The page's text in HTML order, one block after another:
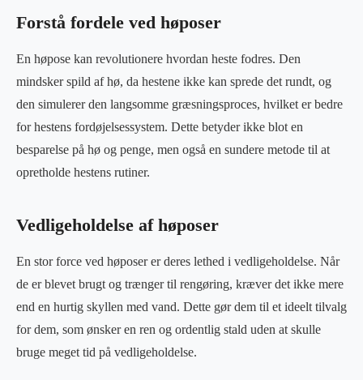
Forstå fordele ved høposer
En høpose kan revolutionere hvordan heste fodres. Den
mindsker spild af hø, da hestene ikke kan sprede det rundt, og
den simulerer den langsomme græsningsproces, hvilket er bedre
for hestens fordøjelsessystem. Dette betyder ikke blot en
besparelse på hø og penge, men også en sundere metode til at
opretholde hestens rutiner.
Vedligeholdelse af høposer
En stor force ved høposer er deres lethed i vedligeholdelse. Når
de er blevet brugt og trænger til rengøring, kræver det ikke mere
end en hurtig skyllen med vand. Dette gør dem til et ideelt tilvalg
for dem, som ønsker en ren og ordentlig stald uden at skulle
bruge meget tid på vedligeholdelse.